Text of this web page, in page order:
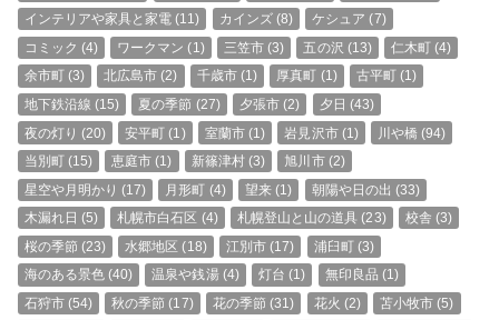
インテリアや家具と家電 (11) カインズ(8) ケシュア (7)
コミック (4) ワークマン (1) 三笠市 (3) 五の沢 (13) 仁木町 (4)
余市町(3) 北広島市 (2) 千歳市(1) 厚真町 (1) 古平町 (1)
地下鉄沿線 (15) 夏の季節 (27) 夕張市 (2) 夕日 (43)
夜の灯り (20) 安平町 (1) 室蘭市(1) 岩見沢市(1) 川や橋 (94)
当別町(15) 恵庭市 (1) 新篠津村(3) 旭川市(2)
星空や月明かり (17) 月形町 (4) 望来 (1) 朝陽や日の出 (33)
木漏れ日 (5) 札幌市白石区 (4) 札幌登山と山の道具 (23) 校舎 (3)
桜の季節 (23) 水郷地区 (18) 江別市 (17) 浦臼町(3)
海のある景色(40) 温泉や銭湯(4) 灯台 (1) 無印良品 (1)
石狩市(54) 秋の季節 (17) 花の季節 (31) 花火 (2) 苫小牧市 (5)